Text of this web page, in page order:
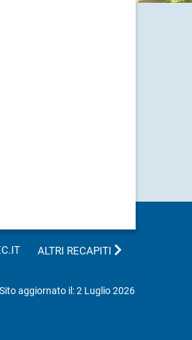
ALTRI RECAPITI
Sito aggiornato il: 2 Luglio 2026